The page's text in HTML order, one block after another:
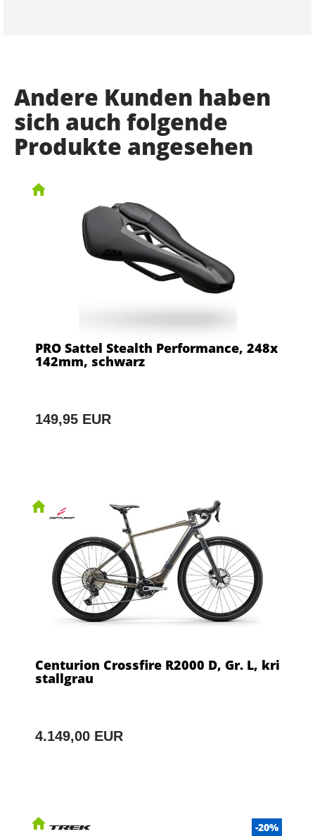
Andere Kunden haben
sich auch folgende
Produkte angesehen
PRO Sattel Stealth Performance, 248x
142mm, schwarz
149,95 EUR
Centurion Crossfire R2000 D, Gr. L, kri
stallgrau
4.149,00 EUR
-20%